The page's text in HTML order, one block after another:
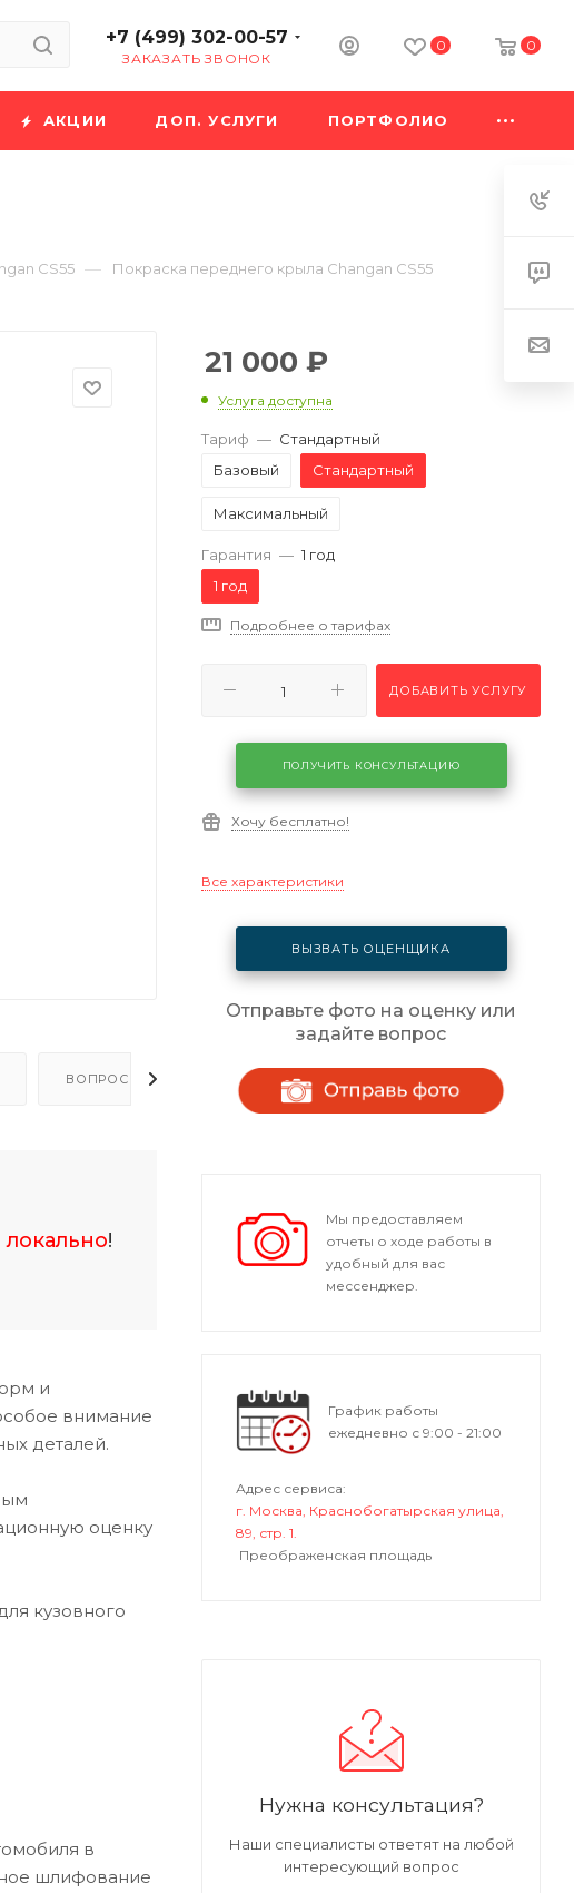
+7 (499) 302-00-57
ЗАКАЗАТЬ ЗВОНОК
0 0
АКЦИИ ДОП. УСЛУГИ ПОРТФОЛИО
CS55 — Покраска переднего крыла Changan CS55
ВОПРОСЫ - ОТВЕТЫ
локально!
и
внимание
деталей.
оценку
кузовного
в
шлифование
21 000 ₽
Услуга доступна
Тариф — Стандартный
Базовый
Стандартный
Максимальный
Гарантия — 1 год
1 год
Подробнее о тарифах
ДОБАВИТЬ УСЛУГУ
ПОЛУЧИТЬ КОНСУЛЬТАЦИЮ
Хочу бесплатно!
Все характеристики
ВЫЗВАТЬ ОЦЕНЩИКА
Отправьте фото на оценку или
задайте вопрос
Мы предоставляем
отчеты о ходе работы в
удобный для вас
мессенджер.
График работы
ежедневно с 9:00 - 21:00
Адрес сервиса:
г. Москва, Краснобогатырская улица,
89, стр. 1.
Преображенская площадь
Нужна консультация?
Наши специалисты ответят на любой
интересующий вопрос